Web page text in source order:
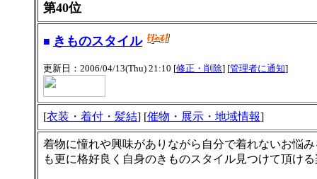
第40位
■ きものスタイル
更新日：2006/04/13(Thu) 21:10 [修正・削除] [管理者に通知]
[衣装・着付・髪結] [催物・展示・地域情報]
着物に憧れや興味がありながら自分で着れないお悩
も更に格好良く自身のきものスタイル見つけて頂け